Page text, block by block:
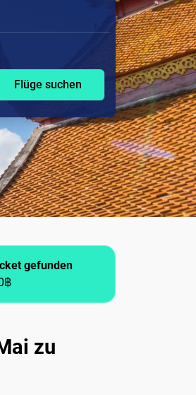
Flüge suchen
gefunden
฿
zu